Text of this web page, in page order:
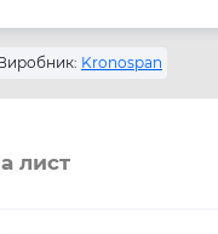
Kronospan
лист